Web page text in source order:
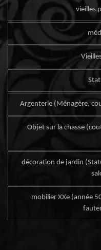
vieilles
Argenterie (Ménagère,
Objet sur la chasse
décoration de jardin
mobilier XXe (année